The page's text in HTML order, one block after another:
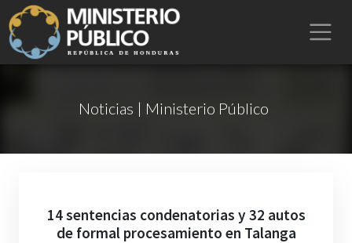
Noticias | Ministerio Público
14 sentencias condenatorias y 32 autos
de formal procesamiento en Talanga